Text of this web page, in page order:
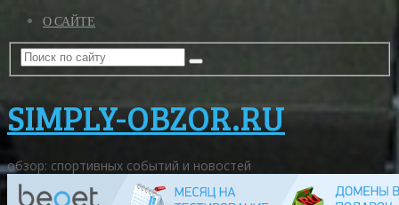
О САЙТЕ
SIMPLY-OBZOR.RU
обзор: спортивных событий и новостей